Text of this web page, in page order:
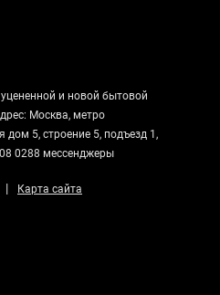
уцененной и новой бытовой
Москва, метро
дом 5, строение 5, подъезд 1,
0288 мессенджеры
| Карта сайта